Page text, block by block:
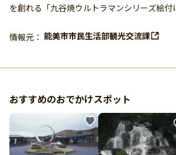
を創れる「九谷焼ウルトラマンシリーズ絵付
情報元： 能美市市民生活部観光交流課
おすすめのおでかけスポット